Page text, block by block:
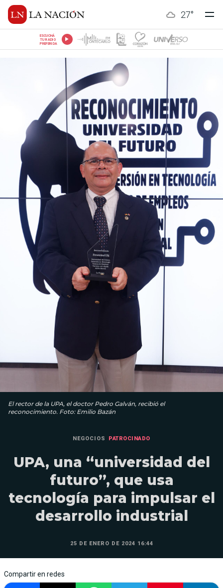
27°
ESCUCHÁ
TU RADIO
PREFERIDA
El rector de la UPA, el doctor Pedro Galván, recibió el
reconocimiento. Foto: Emilio Bazán
NEGOCIOS PATROCINADO
UPA, una “universidad del
futuro”, que usa
tecnología para impulsar el
desarrollo industrial
25 DE ENERO DE 2024 16:44
Compartir en redes